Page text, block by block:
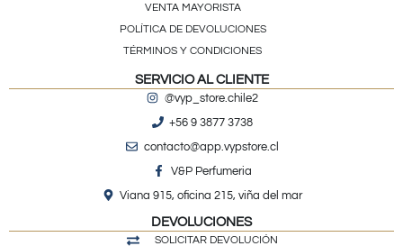
VENTA MAYORISTA
POLÍTICA DE DEVOLUCIONES
TÉRMINOS Y CONDICIONES
SERVICIO AL CLIENTE
@vyp_store.chile2
+56 9 3877 3738
contacto@app.vypstore.cl
V&P Perfumeria
Viana 915, oficina 215, viña del mar
DEVOLUCIONES
SOLICITAR DEVOLUCIÓN